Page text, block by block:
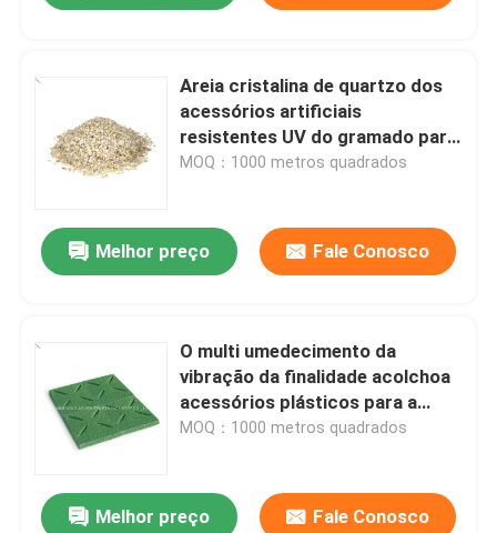
Areia cristalina de quartzo dos
acessórios artificiais
resistentes UV do gramado para
a fotografia
MOQ：1000 metros quadrados
Melhor preço Fale Conosco
O multi umedecimento da
vibração da finalidade acolchoa
acessórios plásticos para a
grama artificial
MOQ：1000 metros quadrados
Melhor preço Fale Conosco